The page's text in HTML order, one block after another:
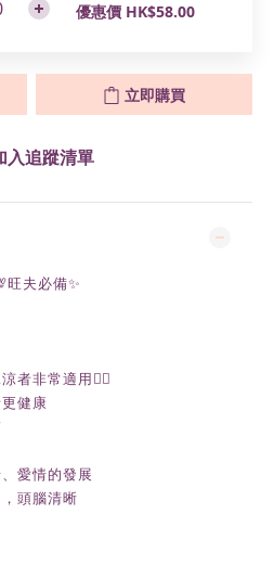
優惠價 HK$58.00
立即購買
入追蹤清單
夫必備✨
者非常適用👍🏻
健康
愛情的發展
頭腦清晰